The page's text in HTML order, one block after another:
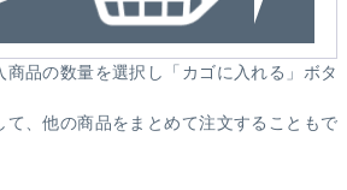
品の数量を選択し「カゴに入れる」ボタ
て、他の商品をまとめて注文することもで